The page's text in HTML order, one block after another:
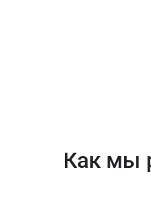
Как мы